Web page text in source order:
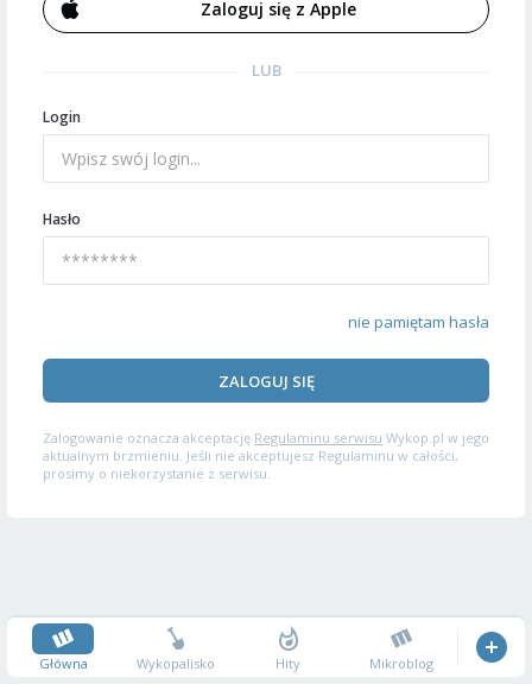
Zaloguj się z Apple
LUB
Login
Hasło
nie pamiętam hasła
ZALOGUJ SIĘ
Zalogowanie oznacza akceptację Regulaminu serwisu Wykop.pl w jego
aktualnym brzmieniu. Jeśli nie akceptujesz Regulaminu w całości,
prosimy o niekorzystanie z serwisu.
Główna Wykopalisko Hity Mikroblog